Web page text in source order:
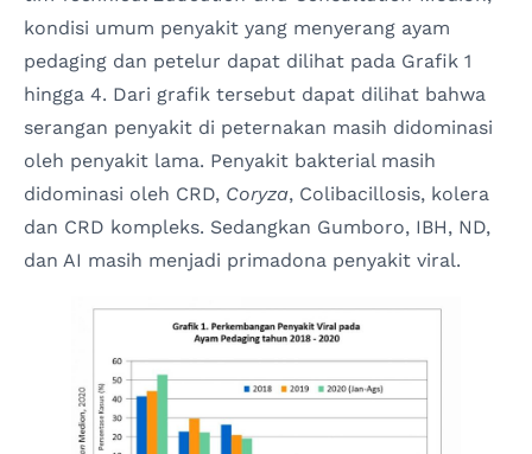
kondisi umum penyakit yang menyerang ayam
pedaging dan petelur dapat dilihat pada Grafik 1
hingga 4. Dari grafik tersebut dapat dilihat bahwa
serangan penyakit di peternakan masih didominasi
oleh penyakit lama. Penyakit bakterial masih
didominasi oleh CRD, Coryza, Colibacillosis, kolera
dan CRD kompleks. Sedangkan Gumboro, IBH, ND,
dan AI masih menjadi primadona penyakit viral.